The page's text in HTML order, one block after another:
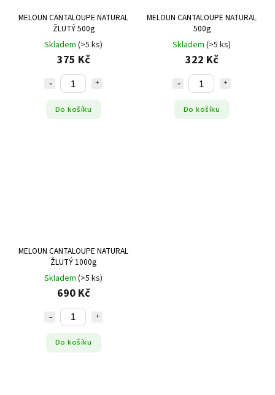
MELOUN CANTALOUPE NATURAL
ŽLUTÝ 500g
Skladem (>5 ks)
375 Kč
Do košíku
MELOUN CANTALOUPE NATURAL
500g
Skladem (>5 ks)
322 Kč
Do košíku
MELOUN CANTALOUPE NATURAL
ŽLUTÝ 1000g
Skladem (>5 ks)
690 Kč
Do košíku